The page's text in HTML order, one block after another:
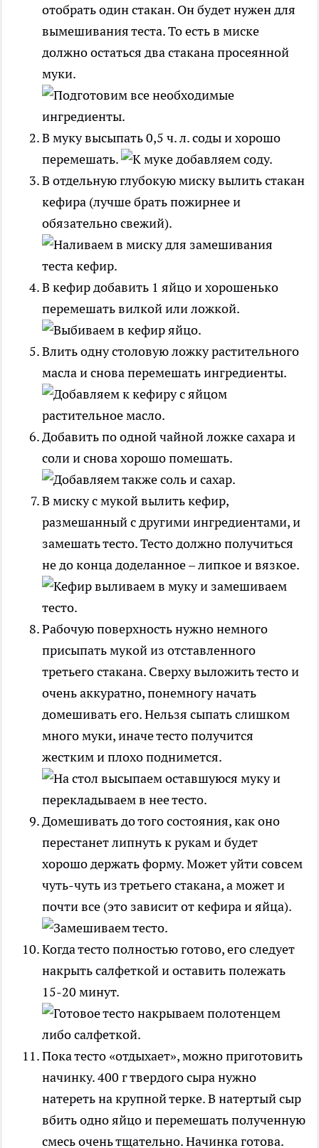
отобрать один стакан. Он будет нужен для
вымешивания теста. То есть в миске
должно остаться два стакана просеянной
муки.
В муку высыпать 0,5 ч. л. соды и хорошо
перемешать.
В отдельную глубокую миску вылить стакан
кефира (лучше брать пожирнее и
обязательно свежий).
В кефир добавить 1 яйцо и хорошенько
перемешать вилкой или ложкой.
Влить одну столовую ложку растительного
масла и снова перемешать ингредиенты.
Добавить по одной чайной ложке сахара и
соли и снова хорошо помешать.
В миску с мукой вылить кефир,
размешанный с другими ингредиентами, и
замешать тесто. Тесто должно получиться
не до конца доделанное – липкое и вязкое.
Рабочую поверхность нужно немного
присыпать мукой из отставленного
третьего стакана. Сверху выложить тесто и
очень аккуратно, понемногу начать
домешивать его. Нельзя сыпать слишком
много муки, иначе тесто получится
жестким и плохо поднимется.
Домешивать до того состояния, как оно
перестанет липнуть к рукам и будет
хорошо держать форму. Может уйти совсем
чуть-чуть из третьего стакана, а может и
почти все (это зависит от кефира и яйца).
Когда тесто полностью готово, его следует
накрыть салфеткой и оставить полежать
15-20 минут.
Пока тесто «отдыхает», можно приготовить
начинку. 400 г твердого сыра нужно
натереть на крупной терке. В натертый сыр
вбить одно яйцо и перемешать полученную
смесь очень тщательно. Начинка готова.